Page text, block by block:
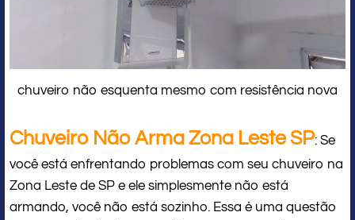
chuveiro não esquenta mesmo com resistência nova
Chuveiro Não Arma Zona Leste SP: Se
você está enfrentando problemas com seu chuveiro na
Zona Leste de SP e ele simplesmente não está
armando, você não está sozinho. Essa é uma questão